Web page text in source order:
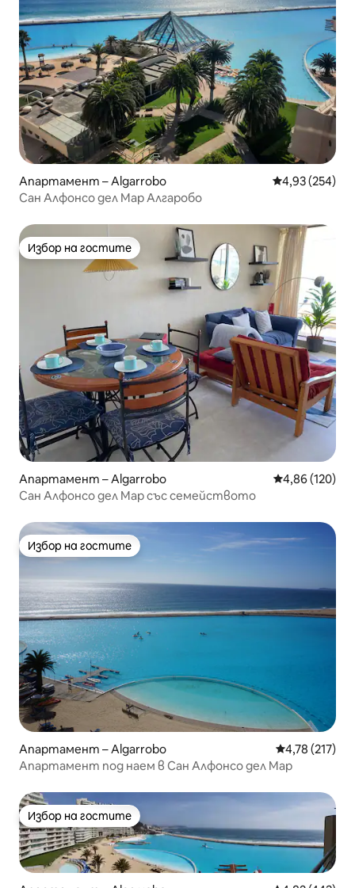
Апартамент – Algarrobo Средна
4,93 (254)
Сан Алфонсо дел Мар Алгаробо
Избор на гостите
Избор на гостите
Апартамент – Algarrobo Средна
4,86 (120)
Сан Алфонсо дел Мар със семейството
Избор на гостите
Избор на гостите
Апартамент – Algarrobo Средна
4,78 (217)
Апартамент под наем в Сан Алфонсо дел Мар
Избор на гостите
Избор на гостите